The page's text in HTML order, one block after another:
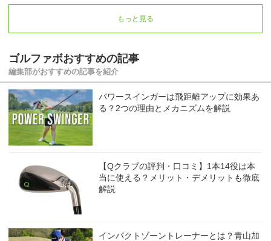
もっと見る
ゴルファボおすすめの記事
編集部がおすすめの記事を紹介
パワースインガーは飛距離アップに効果あ
る？2つの理由とメカニズムを解説
【Qクラブの評判・口コミ】1本14役は本
当に使える？メリット・デメリットも徹底
解説
インパクトゾーントレーナーとは？青山加